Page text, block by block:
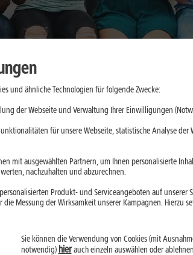
nutzen:
greifen aber je
ein. Der
prüfst
und ähnliche Technologien für folgende Zwecke:
der Webseite und Verwaltung Ihrer Einwilligungen
für unsere Webseite, statistische Analyse
mit ausgewählten Partnern, um Ihnen personalisierte
nachzuhalten und abzurechnen.
Produkt- und Serviceangeboten auf unserer
Messung der Wirksamkeit unserer Kampagnen. Hierzu
Sie können die Verwendung von Cookies (mit
notwendig) hierauch einzeln auswählen oder